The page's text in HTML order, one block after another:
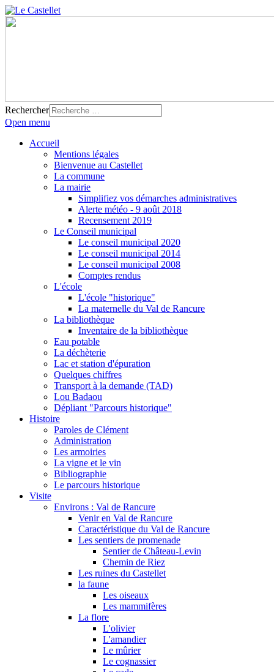
Rechercher
Open menu
Accueil
Mentions légales
Bienvenue au Castellet
La commune
La mairie
Simplifiez vos démarches administratives
Alerte météo - 9 août 2018
Recensement 2019
Le Conseil municipal
Le conseil municipal 2020
Le conseil municipal 2014
Le conseil municipal 2008
Comptes rendus
L'école
L'école "historique"
La maternelle du Val de Rancure
La bibliothèque
Inventaire de la bibliothèque
Eau potable
La déchèterie
Lac et station d'épuration
Quelques chiffres
Transport à la demande (TAD)
Lou Badaou
Dépliant "Parcours historique"
Histoire
Paroles de Clément
Administration
Les armoiries
La vigne et le vin
Bibliographie
Le parcours historique
Visite
Environs : Val de Rancure
Venir en Val de Rancure
Caractéristique du Val de Rancure
Les sentiers de promenade
Sentier de Château-Levin
Chemin de Riez
Les ruines du Castellet
la faune
Les oiseaux
Les mammifères
La flore
L'olivier
L'amandier
Le mûrier
Le cognassier